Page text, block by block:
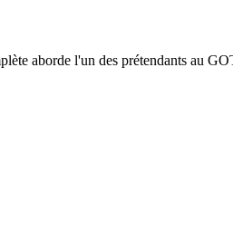
aborde l'un des prétendants au